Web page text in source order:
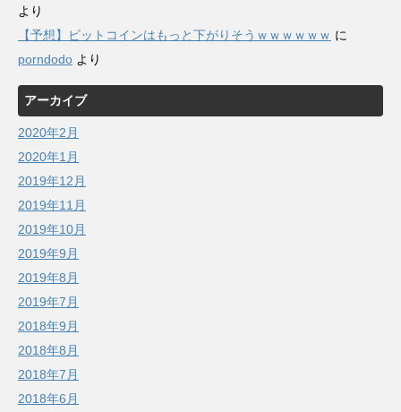
より
【予想】ビットコインはもっと下がりそうｗｗｗｗｗｗ に
porndodo より
アーカイブ
2020年2月
2020年1月
2019年12月
2019年11月
2019年10月
2019年9月
2019年8月
2019年7月
2018年9月
2018年8月
2018年7月
2018年6月